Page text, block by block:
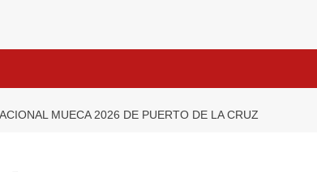
MUECA 2026 DE PUERTO DE LA CRUZ